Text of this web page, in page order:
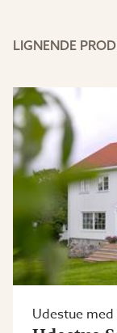
LIGNENDE
Udestue